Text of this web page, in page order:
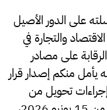
على الدور الأصيل
والتجارة في
على مصادر
يأمل منكم إصدار قرار
إجراءات تحويل من